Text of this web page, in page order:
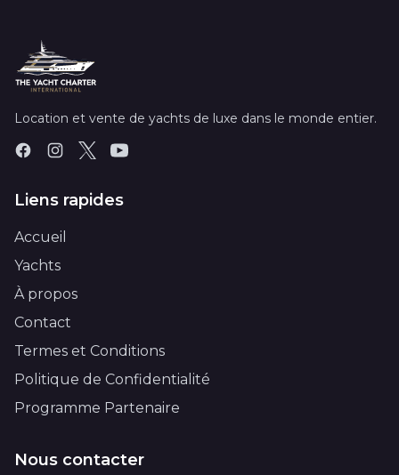
Location et vente de yachts de luxe dans le monde entier.
Liens rapides
Accueil
Yachts
À propos
Contact
Termes et Conditions
Politique de Confidentialité
Programme Partenaire
Nous contacter